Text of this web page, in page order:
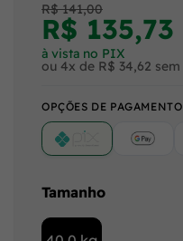
R$ 141,00
R$ 135,73
à vista no PIX
ou 4x de R$ 34,62
OPÇÕES DE PAGAMENTO
Tamanho